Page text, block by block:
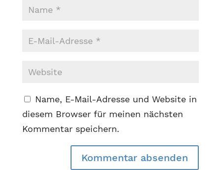
Name, E-Mail-Adresse und Website in
diesem Browser für meinen nächsten
Kommentar speichern.